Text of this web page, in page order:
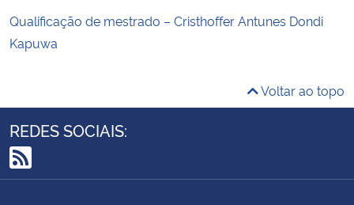
Qualificação de mestrado – Cristhoffer Antunes Dondi
Kapuwa
Voltar ao topo
REDES SOCIAIS:
RSS